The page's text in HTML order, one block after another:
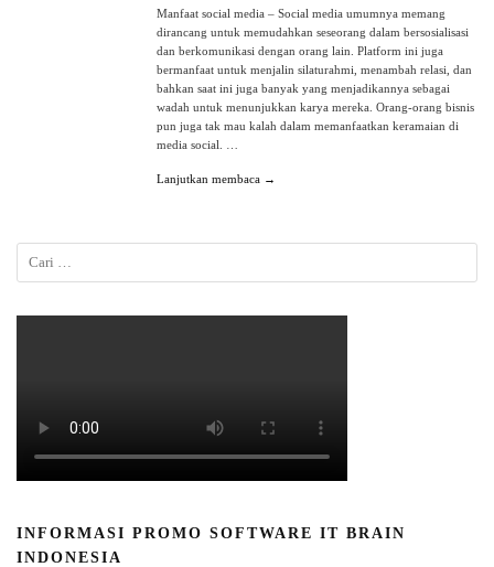
Manfaat social media – Social media umumnya memang
dirancang untuk memudahkan seseorang dalam bersosialisasi
dan berkomunikasi dengan orang lain. Platform ini juga
bermanfaat untuk menjalin silaturahmi, menambah relasi, dan
bahkan saat ini juga banyak yang menjadikannya sebagai
wadah untuk menunjukkan karya mereka. Orang-orang bisnis
pun juga tak mau kalah dalam memanfaatkan keramaian di
media social. …
Lanjutkan membaca →
INFORMASI PROMO SOFTWARE IT BRAIN
INDONESIA